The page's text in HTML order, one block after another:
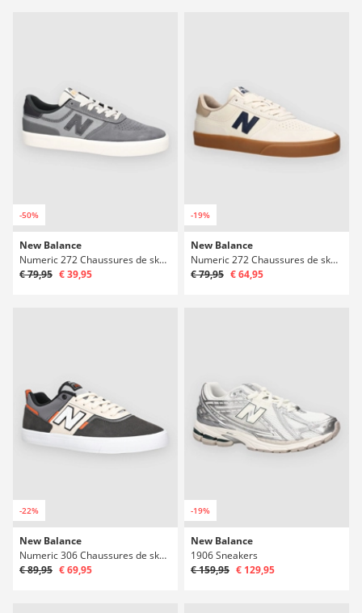
-50%
New Balance
Numeric 272 Chaussures de skate
€ 79,95 € 39,95
-19%
New Balance
Numeric 272 Chaussures de skate
€ 79,95 € 64,95
-22%
New Balance
Numeric 306 Chaussures de skate
€ 89,95 € 69,95
-19%
New Balance
1906 Sneakers
€ 159,95 € 129,95